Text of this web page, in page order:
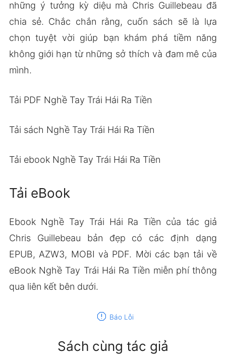
những ý tưởng kỳ diệu mà Chris Guillebeau đã
chia sẻ. Chắc chắn rằng, cuốn sách sẽ là lựa
chọn tuyệt vời giúp bạn khám phá tiềm năng
không giới hạn từ những sở thích và đam mê của
mình.
Tải PDF Nghề Tay Trái Hái Ra Tiền
Tải sách Nghề Tay Trái Hái Ra Tiền
Tải ebook Nghề Tay Trái Hái Ra Tiền
Tải eBook
Ebook Nghề Tay Trái Hái Ra Tiền của tác giả
Chris Guillebeau bản đẹp có các định dạng
EPUB, AZW3, MOBI và PDF. Mời các bạn tải về
eBook Nghề Tay Trái Hái Ra Tiền miễn phí thông
qua liên kết bên dưới.
report Báo Lỗi
Sách cùng tác giả